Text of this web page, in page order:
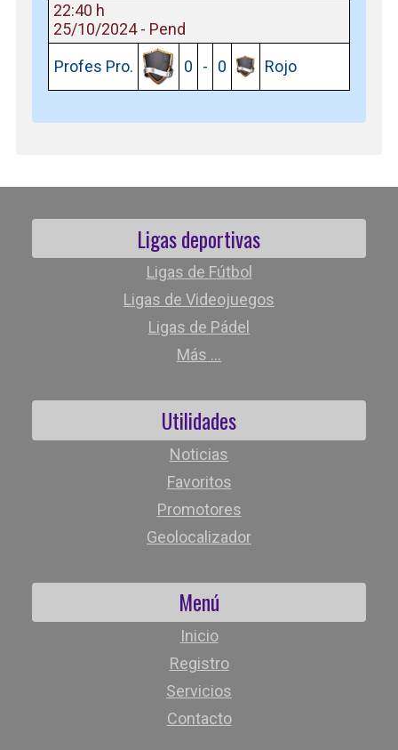
22:40 h
25/10/2024 - Pend
Profes Pro.
0 - 0 Rojo
Ligas deportivas
Ligas de Fútbol
Ligas de Videojuegos
Ligas de Pádel
Más ...
Utilidades
Noticias
Favoritos
Promotores
Geolocalizador
Menú
Inicio
Registro
Servicios
Contacto